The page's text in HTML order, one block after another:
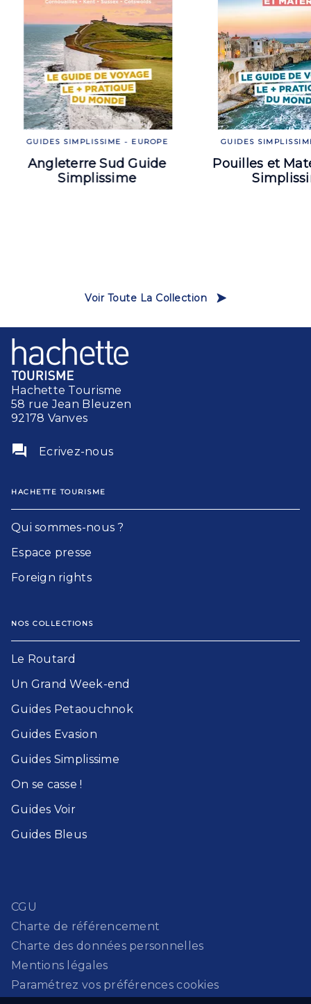
GUIDES SIMPLISSIME - EUROPE
Angleterre Sud Guide
Simplissime
GUIDES
Pouilles et
Voir Toute La Collection
Hachette Tourisme
58 rue Jean Bleuzen
92178 Vanves
question_answer Ecrivez-nous
HACHETTE TOURISME
Qui sommes-nous ?
Espace presse
Foreign rights
NOS COLLECTIONS
Le Routard​
Un Grand Week-end​
Guides Petaouchnok​
Guides Evasion​
Guides Simplissime​
On se casse !​
Guides Voir​
Guides Bleu​s
CGU
Charte de référencement
Charte des données personnelles
Mentions légales
Paramétrez vos préférences cookies